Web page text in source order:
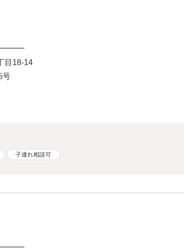
目18-14
号
子連れ相談可